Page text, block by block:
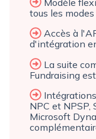
Modèle
tous les
Accès à
d'intégration
La suite
Fundraising
Intégrations
NPC et NPSP,
Microsoft